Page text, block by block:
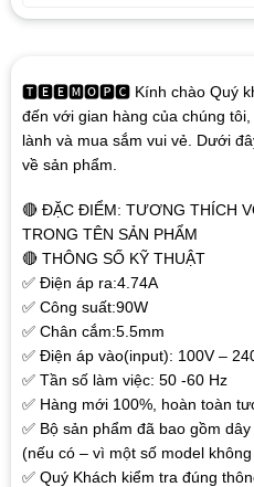
🆃🅴🅴🅼🅾🅿🅲 Kính chào Quý
đến với gian hàng của chúng
lành và mua sắm vui vẻ. Dưới
về sản phẩm.
🔴 ĐẶC ĐIỂM: TƯƠNG THÍCH
TRONG TÊN SẢN PHẨM
🔴 THÔNG SỐ KỸ THUẬT
✅ Điện áp ra:4.74A
✅ Công suất:90W
✅ Chân cắm:5.5mm
✅ Điện áp vào(input): 100V –
✅ Tần số làm việc: 50 -60 Hz
✅ Hàng mới 100%, hoàn toàn
✅ Bộ sản phẩm đã bao gồm
(nếu có – vì một số model
✅ Quý Khách kiểm tra đúng